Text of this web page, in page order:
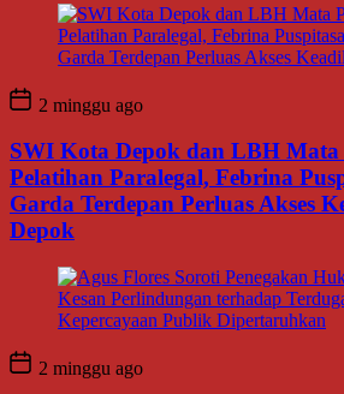
2 minggu ago
SWI Kota Depok dan LBH Mata
Pelatihan Paralegal, Febrina
Garda Terdepan Perluas Akses
Depok
2 minggu ago